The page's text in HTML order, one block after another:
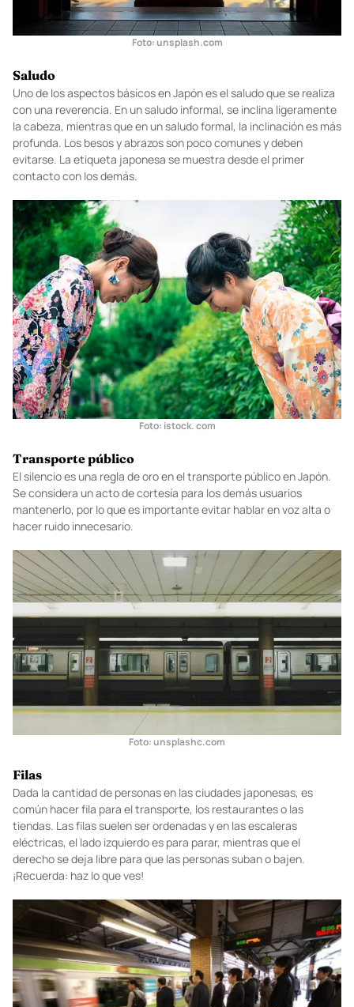
Foto:unsplash.com
Saludo
Uno de los aspectos básicos en Japón es el saludo que se realiza
con una reverencia. En un saludo informal, se inclina ligeramente
la cabeza, mientras que en un saludo formal, la inclinación es más
profunda. Los besos y abrazos son poco comunes y deben
evitarse. La etiqueta japonesa se muestra desde el primer
contacto con los demás.
Foto: istock. com
Transporte público
El silencio es una regla de oro en el transporte público en Japón.
Se considera un acto de cortesía para los demás usuarios
mantenerlo, por lo que es importante evitar hablar en voz alta o
hacer ruido innecesario.
Foto: unsplashc.com
Filas
Dada la cantidad de personas en las ciudades japonesas, es
común hacer fila para el transporte, los restaurantes o las
tiendas. Las filas suelen ser ordenadas y en las escaleras
eléctricas, el lado izquierdo es para parar, mientras que el
derecho se deja libre para que las personas suban o bajen.
¡Recuerda: haz lo que ves!